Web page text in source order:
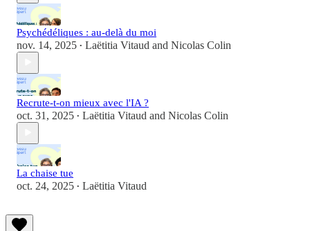
Psychédéliques : au-delà du moi
nov. 14, 2025 • Laëtitia Vitaud and Nicolas Colin
Recrute-t-on mieux avec l'IA ?
oct. 31, 2025 • Laëtitia Vitaud and Nicolas Colin
La chaise tue
oct. 24, 2025 • Laëtitia Vitaud